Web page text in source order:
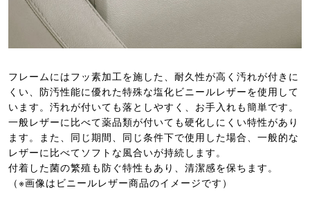
フレームにはフッ素加工を施した、耐久性が高く汚れが付きに
くい、防汚性能に優れた特殊な塩化ビニールレザーを使用して
います。汚れが付いても落としやすく、お手入れも簡単です。
一般レザーに比べて薬品類が付いても硬化しにくい特性があり
ます。また、同じ期間、同じ条件下で使用した場合、一般的な
レザーに比べてソフトな風合いが持続します。
付着した菌の繁殖も防ぐ特性もあり、清潔感を保ちます。
（※画像はビニールレザー商品のイメージです）